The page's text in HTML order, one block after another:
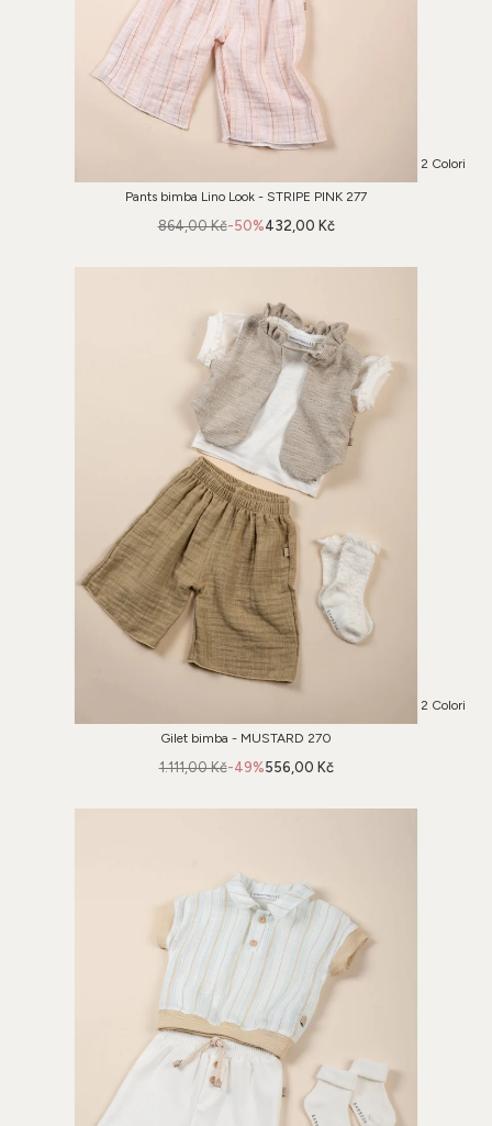
2 Colori
Pants bimba Lino Look - STRIPE PINK 277
-50%
864,00 Kč 432,00 Kč
2 Colori
Gilet bimba - MUSTARD 270
-49%
1.111,00 Kč 556,00 Kč